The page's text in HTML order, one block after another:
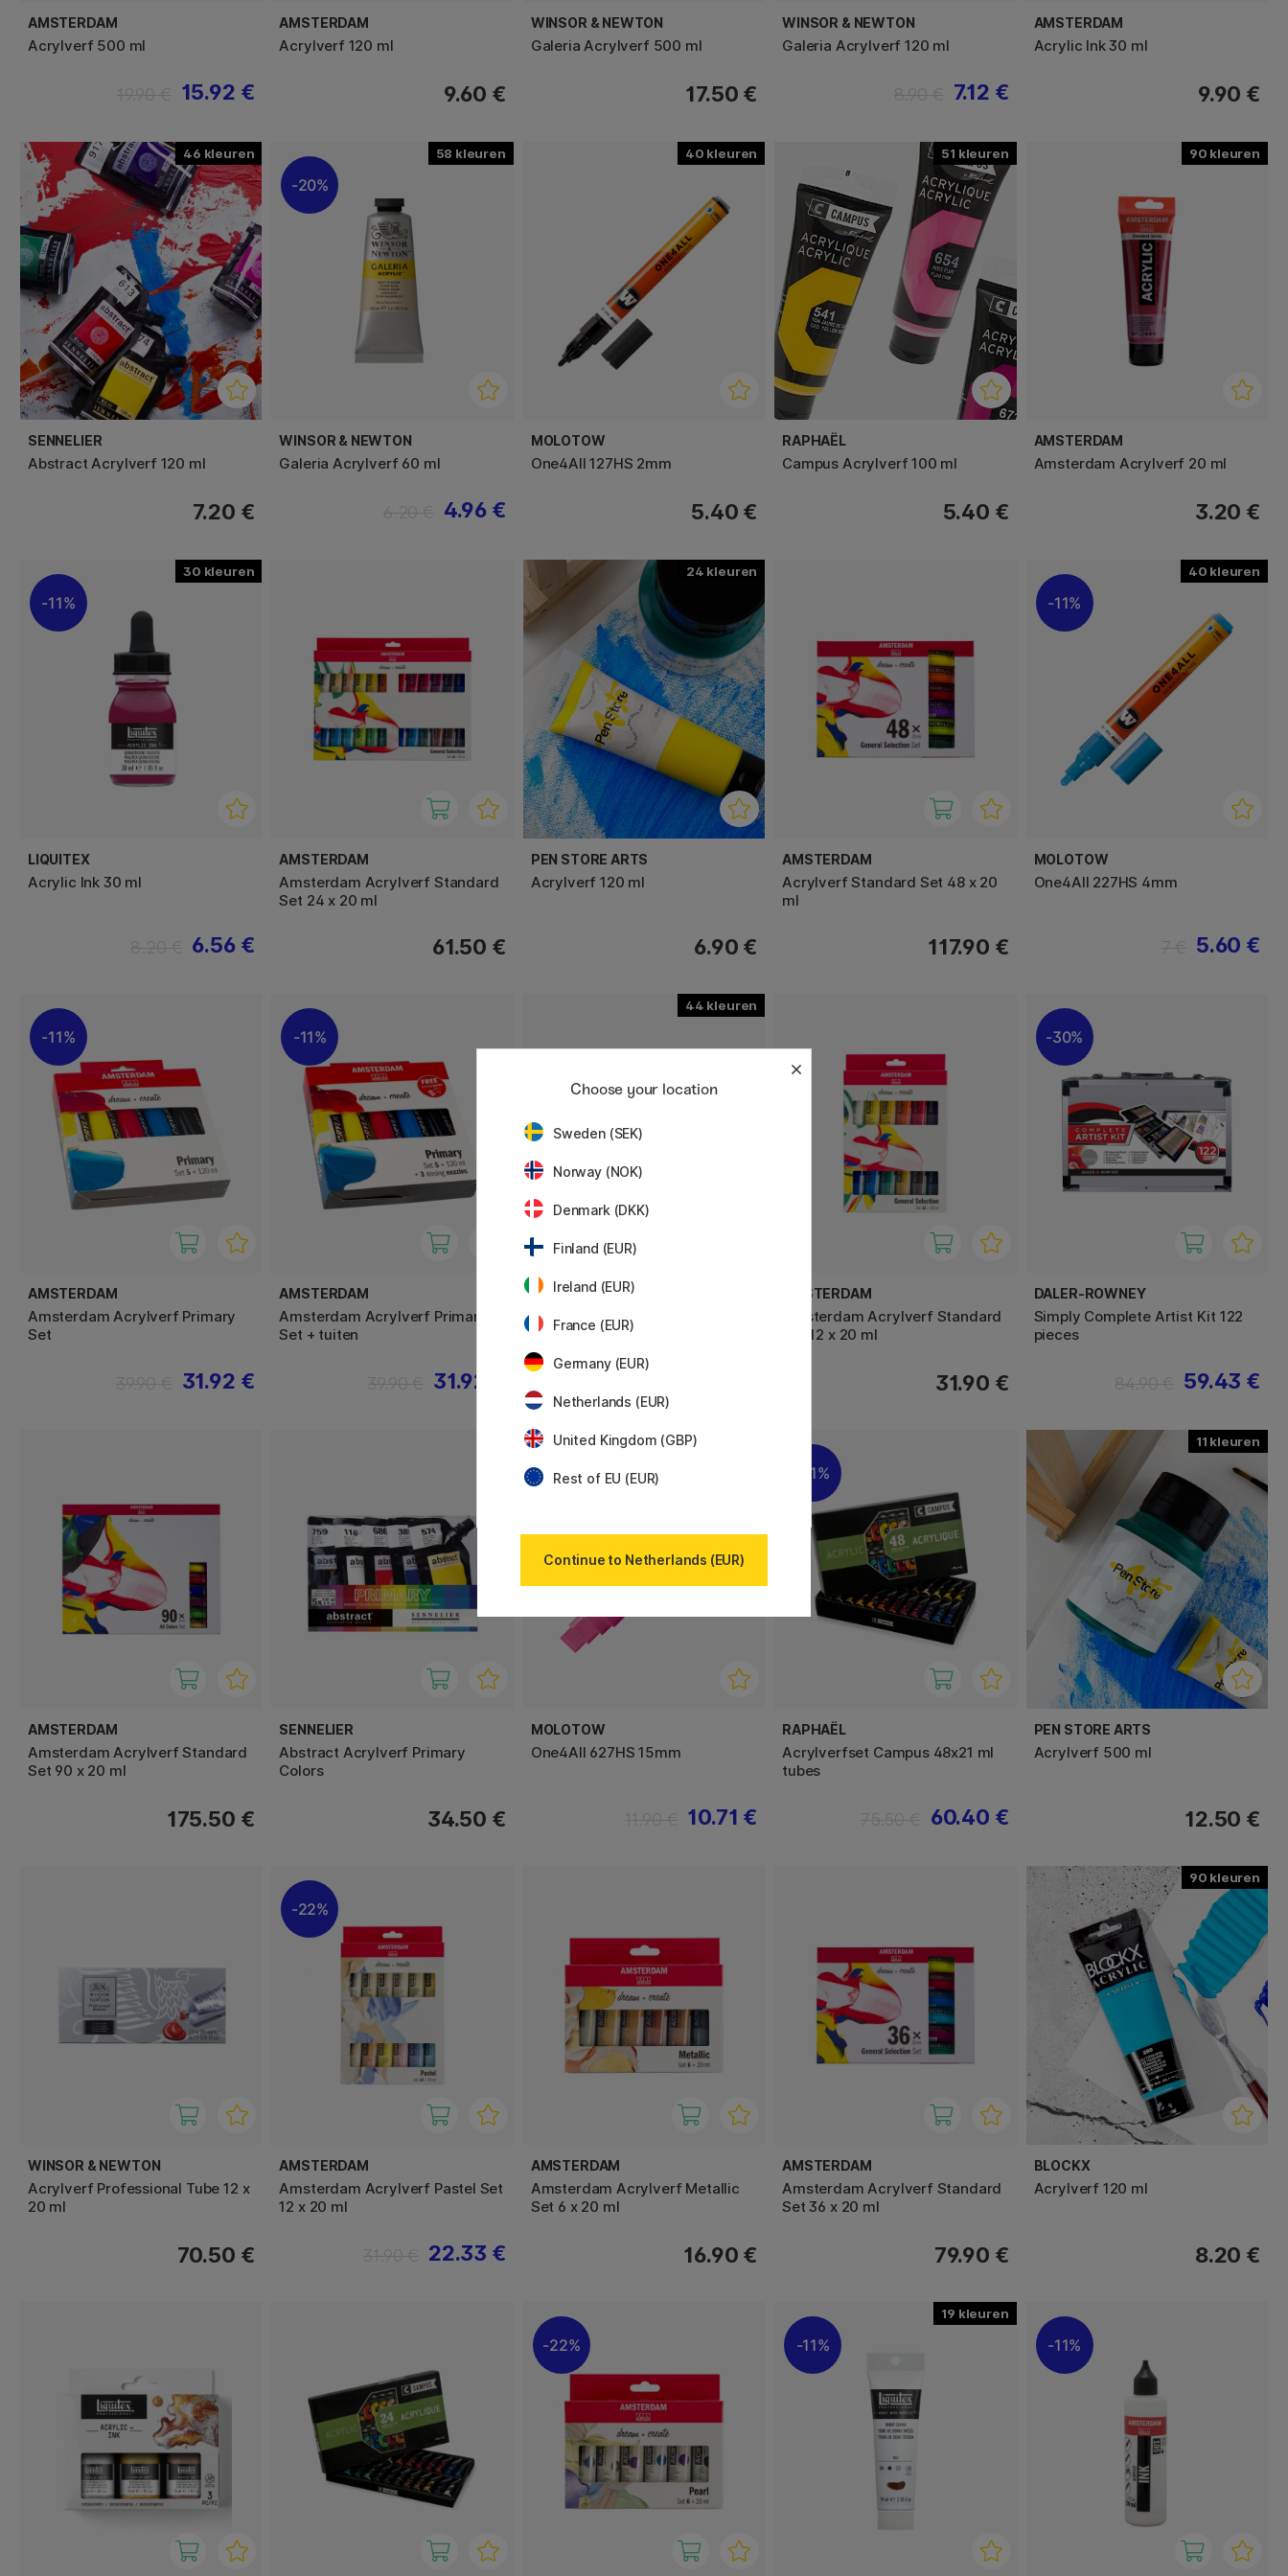
is het op deze oppervlakken een vrijwel volledig dekkende verf.
Voor het schilderen kun je onder andere kiezen voor een zwijnenhaarpenseel dat
sporen achterlaat omdat de haren van het penseel grover zijn. Als je dit wilt
Je kunt ook proberen om te schilderen met een roller of spons, bijvoorbeeld op
grotere oppervlakken. Een groot voordeel van acrylverf is dat penselen en andere
accessoires makkelijk schoongemaakt kunnen worden, want de verf is
wateroplosbaar.
AMSTERDAM
Acrylverf 500 ml
15.92 €
AMSTERDAM
Acrylverf 120 ml
9.60 €
WINSOR & NEWTON
Galeria Acrylverf 500 ml
17.50 €
WINSOR & NEWTON
Galeria Acrylverf 120 ml
7.12 €
AMSTERDAM
Acrylic Ink 30 ml
9.90 €
46
SENNELIER
Abstract Acrylverf 120 ml
7.20 €
58
20%
WINSOR & NEWTON
Galeria Acrylverf 60 ml
4.96 €
40
MOLOTOW
One4All 127HS 2mm
5.40 €
51
RAPHAËL
Campus Acrylverf 100 ml
5.40 €
90
AMSTERDAM
Amsterdam Acrylverf 20 ml
3.20 €
30
11%
LIQUITEX
Acrylic Ink 30 ml
6.56 €
AMSTERDAM
Amsterdam Acrylverf Standard
Set 24 x 20 ml
61.50 €
24
PEN STORE ARTS
Acrylverf 120 ml
6.90 €
AMSTERDAM
Acrylverf Standard Set 48 x 20
ml
117.90 €
40
11%
MOLOTOW
One4All 227HS 4mm
5.60 €
11%
AMSTERDAM
Amsterdam Acrylverf Primary
Set
31.92 €
11%
AMSTERDAM
Amsterdam Acrylverf Primary
Set + tuiten
31.92 €
44
MOLOTOW
One4All Refill 30ml
AMSTERDAM
Amsterdam Acrylverf Standard
Set 12 x 20 ml
31.90 €
30%
DALER-ROWNEY
Simply Complete Artist Kit 122
pieces
59.43 €
AMSTERDAM
Amsterdam Acrylverf Standard
Set 90 x 20 ml
175.50 €
SENNELIER
Abstract Acrylverf Primary
Colors
34.50 €
18
MOLOTOW
One4All 627HS 15mm
10.71 €
11%
RAPHAËL
Acrylverfset Campus 48x21 ml
tubes
60.40 €
11
PEN STORE ARTS
Acrylverf 500 ml
12.50 €
WINSOR & NEWTON
Acrylverf Professional Tube 12 x
20 ml
70.50 €
22%
AMSTERDAM
Amsterdam Acrylverf Pastel Set
12 x 20 ml
22.33 €
AMSTERDAM
Amsterdam Acrylverf Metallic
Set 6 x 20 ml
16.90 €
AMSTERDAM
Amsterdam Acrylverf Standard
Set 36 x 20 ml
79.90 €
90
BLOCKX
Acrylverf 120 ml
8.20 €
22%
19
11% 11%
Choose your location
Sweden (SEK)
Norway (NOK)
Denmark (DKK)
Finland (EUR)
Ireland (EUR)
France (EUR)
Germany (EUR)
Netherlands (EUR)
United Kingdom (GBP)
Rest of EU (EUR)
Continue to Netherlands (EUR)